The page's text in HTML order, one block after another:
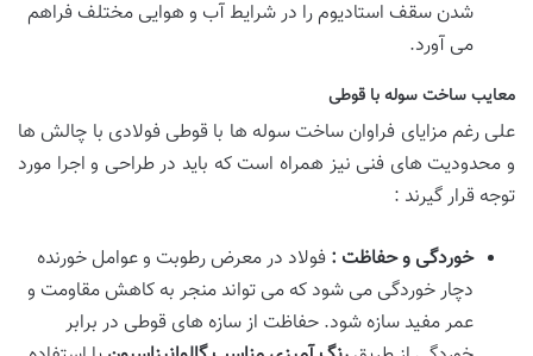
شدن سقف استادیوم را در شرایط آب و هوایی مختلف فراهم
می آورد.
معایب ساخت سوله با قوطی
علی رغم مزایای فراوان ساخت سوله ها با قوطی فولادی با چالش ها
و محدودیت های فنی نیز همراه است که باید در طراحی و اجرا مورد
توجه قرار گیرند :
خوردگی و حفاظت : فولاد در معرض رطوبت و عوامل خورنده
دچار خوردگی می شود که می تواند منجر به کاهش مقاومت و
عمر مفید سازه شود. حفاظت از سازه های قوطی در برابر